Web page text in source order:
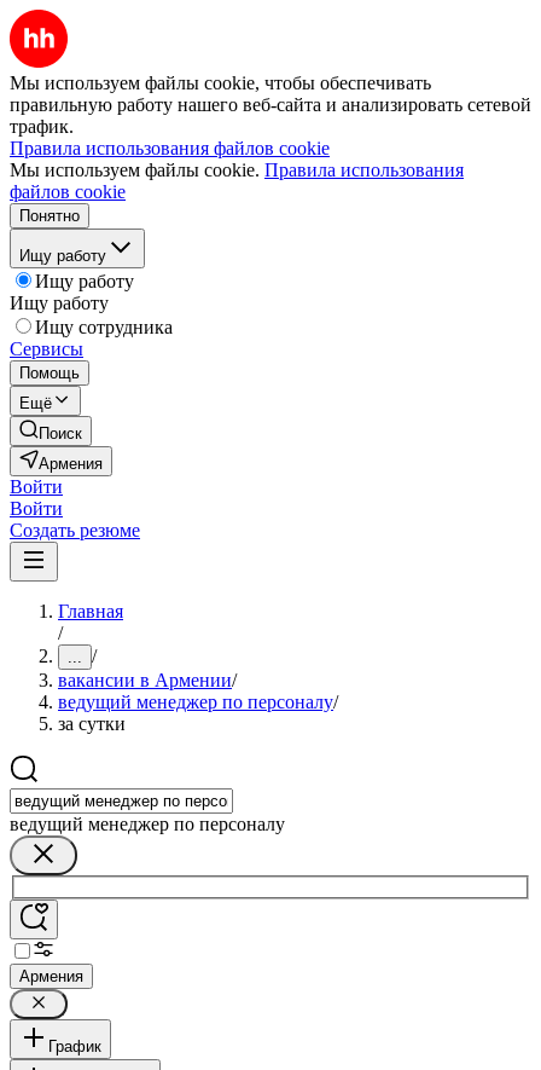
Мы используем файлы cookie, чтобы обеспечивать
правильную работу нашего веб-сайта и анализировать сетевой
трафик.
Правила использования файлов cookie
Мы используем файлы cookie. Правила использования
файлов cookie
Понятно
Ищу работу
Ищу работу
Ищу работу
Ищу сотрудника
Сервисы
Помощь
Ещё
Поиск
Армения
Войти
Войти
Создать резюме
Главная
/
... /
вакансии в Армении/
ведущий менеджер по персоналу/
за сутки
ведущий менеджер по персоналу
Армения
График